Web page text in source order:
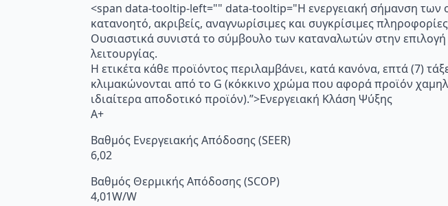
<span data-tooltip-left="" data-tooltip="Η ενεργειακή σήμανση των
κατανοητό, ακριβείς, αναγνωρίσιμες και συγκρίσιμες
Ουσιαστικά συνιστά το σύμβουλο των καταναλωτών στην
λειτουργίας.
Η ετικέτα κάθε προϊόντος περιλαμβάνει, κατά κανόνα, επτά (7)
κλιμακώνονται από το G (κόκκινο χρώμα που αφορά προϊόν
ιδιαίτερα αποδοτικό προϊόν).”>Ενεργειακή Κλάση Ψύξης
A+
Βαθμός Ενεργειακής Απόδοσης (SEER)
6,02
Βαθμός Θερμικής Απόδοσης (SCOP)
4,01W/W